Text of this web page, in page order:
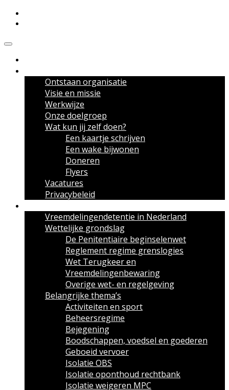
Ontstaan organisatie
Visie en missie
Werkwijze
Onze doelgroep
Wat kun jij zelf doen?
Een kaartje schrijven
Een wake bijwonen
Doneren
Flyers
Vacatures
Privacybeleid
Vreemdelingendetentie in Nederland
Wettelijke grondslag
De Penitentiaire beginselenwet
Reglement regime grenslogies
Wet Terugkeer en
Vreemdelingenbewaring
Overige wet- en regelgeving
Belangrijke thema’s
Activiteiten en sport
Beheersregime
Bejegening
Boodschappen, voedsel en goederen
Geboeid vervoer
Isolatie OBS
Isolatie oponthoud rechtbank
Isolatie weigeren MPC